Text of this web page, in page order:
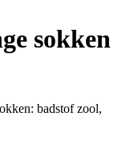
sokken
badstof zool,